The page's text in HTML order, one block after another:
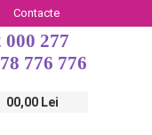
Contacte
000 277
776 776
00,00 Lei